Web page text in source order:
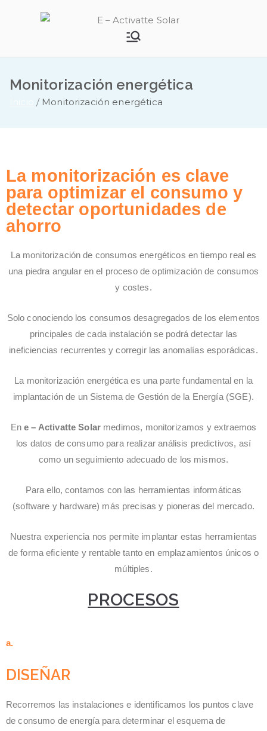
Activatte
Monitorización energética
Monitorización energética
La monitorización es clave
para optimizar el consumo y
detectar oportunidades de
ahorro
La monitorización de consumos energéticos en tiempo real es
una piedra angular en el proceso de optimización de consumos
y costes.
Solo conociendo los consumos desagregados de los elementos
principales de cada instalación se podrá detectar las
ineficiencias recurrentes y corregir las anomalías esporádicas.
La monitorización energética es una parte fundamental en la
implantación de un Sistema de Gestión de la Energía (SGE).
Ene – Activatte Solar medimos, monitorizamos y extraemos
los datos de consumo para realizar análisis predictivos, así
como un seguimiento adecuado de los mismos.
Para ello, contamos con las herramientas informáticas
(software y hardware) más precisas y pioneras del mercado.
Nuestra experiencia nos permite implantar estas herramientas
de forma eficiente y rentable tanto en emplazamientos únicos o
múltiples.
PROCESOS
a.
DISEÑAR
Recorremos las instalaciones e identificamos los puntos clave
de consumo de energía para determinar el esquema de